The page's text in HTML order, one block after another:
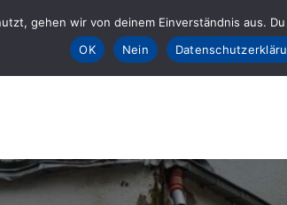
gehen wir von deinem Einverständnis aus.
OK
Nein